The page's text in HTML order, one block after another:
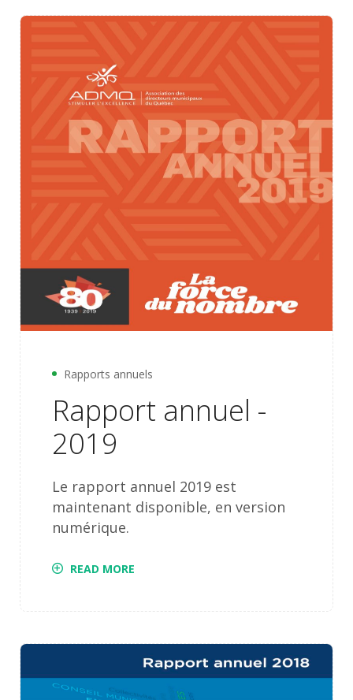
Rapports annuels
Rapport annuel -
2019
Le rapport annuel 2019 est
maintenant disponible, en version
numérique.
READ MORE